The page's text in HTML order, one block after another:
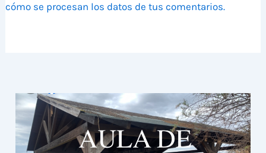
cómo se procesan los datos de tus comentarios.